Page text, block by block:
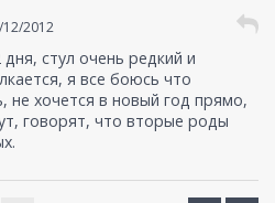
2012
стул очень редкий и
я все боюсь что
не хочется в новый год прямо,
говорят, что вторые роды